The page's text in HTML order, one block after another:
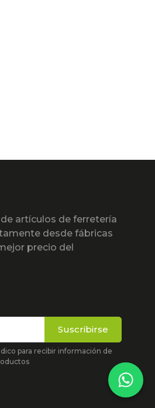
artículos de ferretería
desde fábricas
precio del
Suscribirse
para recibir información de